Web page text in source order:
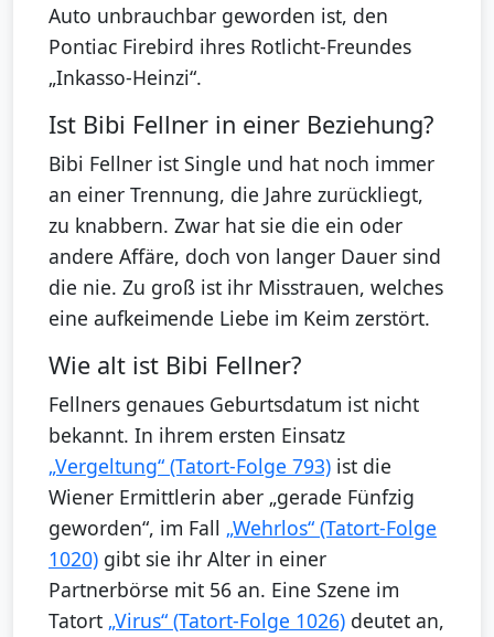
Auto unbrauchbar geworden ist, den
Pontiac Firebird ihres Rotlicht-Freundes
„Inkasso-Heinzi“.
Ist Bibi Fellner in einer Beziehung?
Bibi Fellner ist Single und hat noch immer
an einer Trennung, die Jahre zurückliegt,
zu knabbern. Zwar hat sie die ein oder
andere Affäre, doch von langer Dauer sind
die nie. Zu groß ist ihr Misstrauen, welches
eine aufkeimende Liebe im Keim zerstört.
Wie alt ist Bibi Fellner?
Fellners genaues Geburtsdatum ist nicht
bekannt. In ihrem ersten Einsatz
„Vergeltung“ (Tatort-Folge 793) ist die
Wiener Ermittlerin aber „gerade Fünfzig
geworden“, im Fall „Wehrlos“ (Tatort-Folge
1020) gibt sie ihr Alter in einer
Partnerbörse mit 56 an. Eine Szene im
Tatort „Virus“ (Tatort-Folge 1026) deutet an,